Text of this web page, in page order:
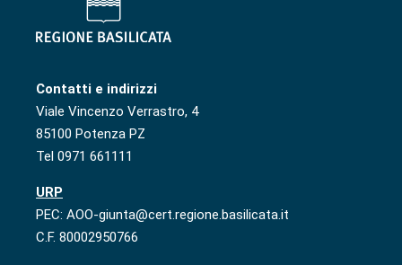
Contatti e indirizzi
Viale Vincenzo Verrastro, 4
85100 Potenza PZ
Tel 0971 661111
URP
PEC: AOO-giunta@cert.regione.basilicata.it
C.F. 80002950766